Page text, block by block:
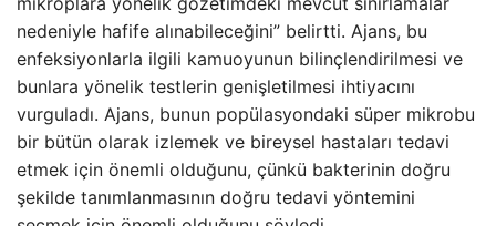
nedeniyle hafife alınabileceğini” belirtti. Ajans, bu
enfeksiyonlarla ilgili kamuoyunun bilinçlendirilmesi ve
bunlara yönelik testlerin genişletilmesi ihtiyacını
vurguladı. Ajans, bunun popülasyondaki süper mikrobu
bir bütün olarak izlemek ve bireysel hastaları tedavi
etmek için önemli olduğunu, çünkü bakterinin doğru
şekilde tanımlanmasının doğru tedavi yöntemini